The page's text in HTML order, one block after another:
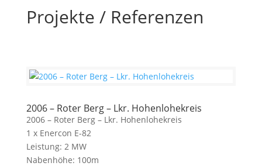
Projekte / Referenzen
2006 – Roter Berg – Lkr. Hohenlohekreis
2006 – Roter Berg – Lkr. Hohenlohekreis
1 x Enercon E-82
Leistung: 2 MW
Nabenhöhe: 100m